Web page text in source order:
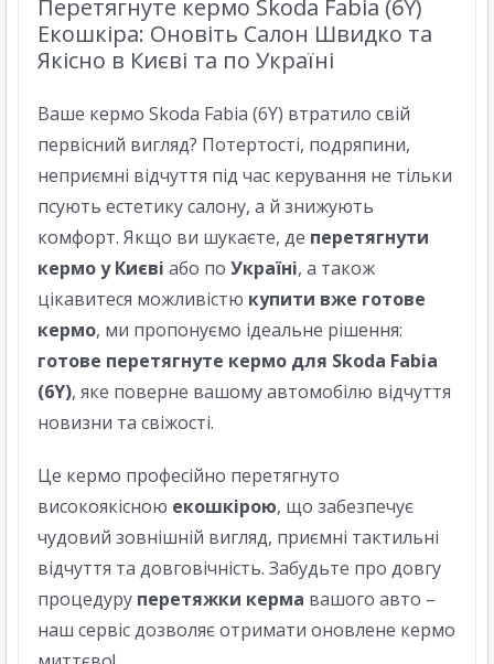
Перетягнуте кермо Skoda Fabia (6Y)
Екошкіра: Оновіть Салон Швидко та
Якісно в Києві та по Україні
Ваше кермо Skoda Fabia (6Y) втратило свій
первісний вигляд? Потертості, подряпини,
неприємні відчуття під час керування не тільки
псують естетику салону, а й знижують
комфорт. Якщо ви шукаєте, де перетягнути
кермо у Києві або по Україні, а також
цікавитеся можливістю купити вже готове
кермо, ми пропонуємо ідеальне рішення:
готове перетягнуте кермо для Skoda Fabia
(6Y), яке поверне вашому автомобілю відчуття
новизни та свіжості.
Це кермо професійно перетягнуто
високоякісною екошкірою, що забезпечує
чудовий зовнішній вигляд, приємні тактильні
відчуття та довговічність. Забудьте про довгу
процедуру перетяжки керма вашого авто –
наш сервіс дозволяє отримати оновлене кермо